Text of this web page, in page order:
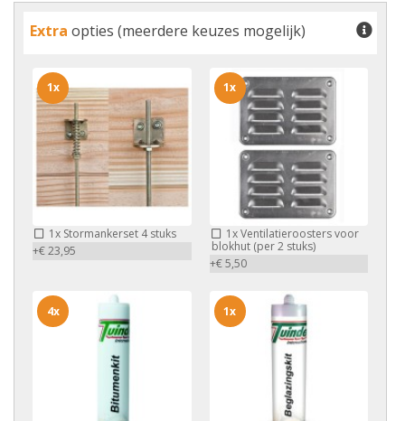
Extra opties (meerdere keuzes mogelijk)
1x Stormankerset 4 stuks
+€ 23,95
1x
1xVentilatieroosters voor
blokhut (per 2 stuks)
+€ 5,50
1x
4x 1x